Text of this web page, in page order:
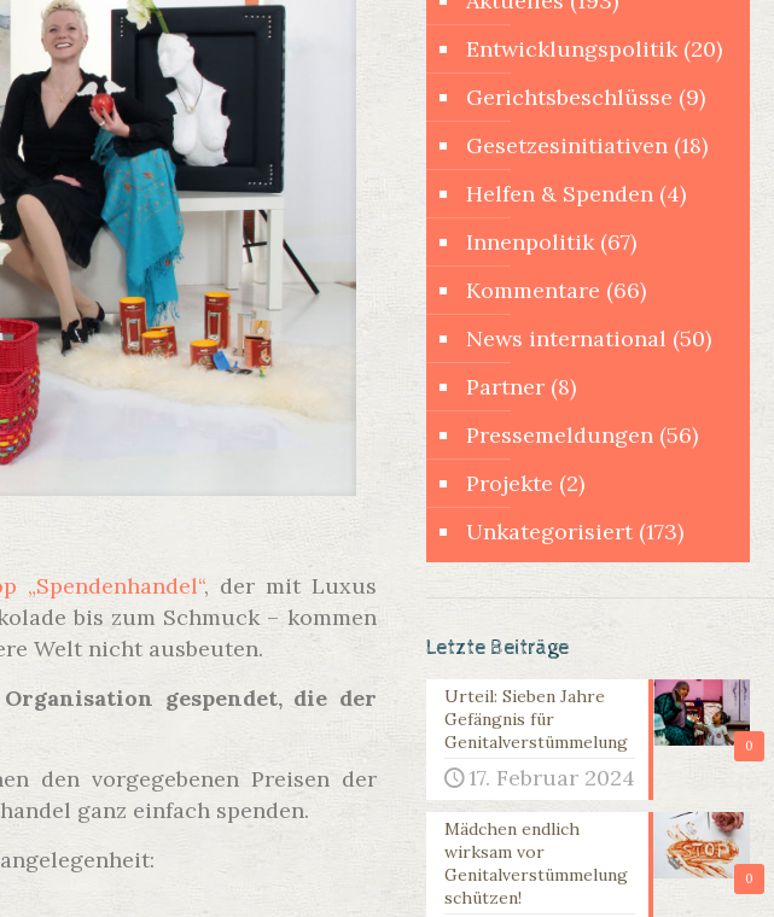
„Spendenhandel“, der mit Luxus
bis zum Schmuck – kommen
Welt nicht ausbeuten.
gespendet, die der
den vorgegebenen Preisen der
ganz einfach spenden.
Entwicklungspolitik(20)
Gerichtsbeschlüsse (9)
Gesetzesinitiativen(18)
Helfen & Spenden(4)
Innenpolitik(67)
Kommentare (66)
News international (50)
Partner(8)
Pressemeldungen(56)
Projekte (2)
Unkategorisiert(173)
Letzte Beiträge
0
Urteil: Sieben Jahre
Gefängnis für
Genitalverstümmelung
17. Februar 2024
0
Mädchen endlich
wirksam vor
Genitalverstümmelung
schützen!